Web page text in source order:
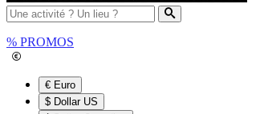
% PROMOS
€ Euro
$ Dollar US